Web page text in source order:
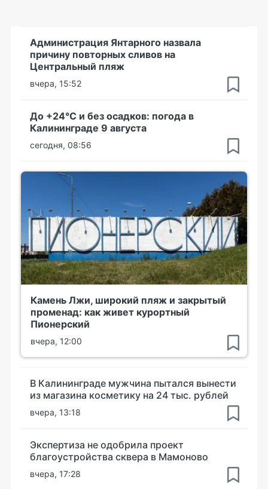
Администрация Янтарного назвала
причину повторных сливов на
Центральный пляж
вчера, 15:52
До +24°С и без осадков: погода в
Калининграде 9 августа
сегодня, 08:56
Камень Лжи, широкий пляж и закрытый
променад: как живет курортный
Пионерский
вчера, 12:00
В Калининграде мужчина пытался вынести
из магазина косметику на 24 тыс. рублей
вчера, 13:18
Экспертиза не одобрила проект
благоустройства сквера в Мамоново
вчера, 17:28